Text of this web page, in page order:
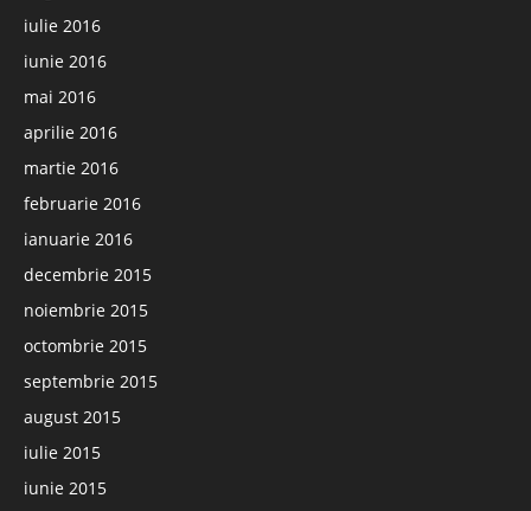
iulie 2016
iunie 2016
mai 2016
aprilie 2016
martie 2016
februarie 2016
ianuarie 2016
decembrie 2015
noiembrie 2015
octombrie 2015
septembrie 2015
august 2015
iulie 2015
iunie 2015